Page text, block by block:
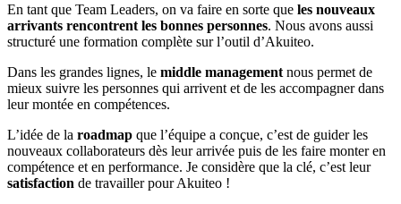
En tant que Team Leaders, on va faire en sorte que les nouveaux
arrivants rencontrent les bonnes personnes. Nous avons aussi
structuré une formation complète sur l’outil d’Akuiteo.
Dans les grandes lignes, le middle management nous permet de
mieux suivre les personnes qui arrivent et de les accompagner dans
leur montée en compétences.
L’idée de la roadmap que l’équipe a conçue, c’est de guider les
nouveaux collaborateurs dès leur arrivée puis de les faire monter en
compétence et en performance. Je considère que la clé, c’est leur
satisfaction de travailler pour Akuiteo !